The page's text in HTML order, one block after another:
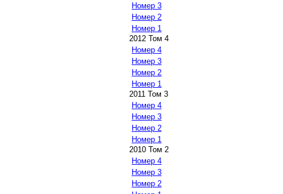
Номер 3
Номер 2
Номер 1
2012 Том 4
Номер 4
Номер 3
Номер 2
Номер 1
2011 Том 3
Номер 4
Номер 3
Номер 2
Номер 1
2010 Том 2
Номер 4
Номер 3
Номер 2